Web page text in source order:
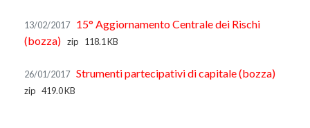
13/02/2017
15° Aggiornamento Centrale dei Rischi
(bozza) zip 118.1 KB
26/01/2017 Strumenti partecipativi di capitale (bozza)
zip 419.0 KB